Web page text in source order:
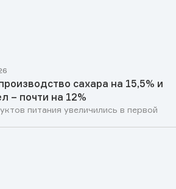
сахара на 15,5% и
– почти на 12%
питания увеличились в первой